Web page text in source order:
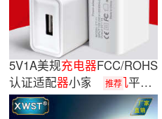
5V1A美规充电器FCC/ROHS
认证适配器小家电 手机平板
usb充电头快充
推荐